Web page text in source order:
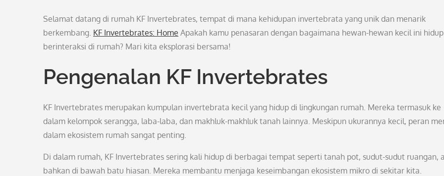
Selamat datang di rumah KF Invertebrates, tempat di mana kehidupan invertebrata yang unik dan menarik
berkembang. KF Invertebrates: Home Apakah kamu penasaran dengan bagaimana hewan-hewan kecil ini
berinteraksi di rumah? Mari kita eksplorasi bersama!
Pengenalan KF Invertebrates
KF Invertebrates merupakan kumpulan invertebrata kecil yang hidup di lingkungan rumah. Mereka termasuk ke
dalam kelompok serangga, laba-laba, dan makhluk-makhluk tanah lainnya. Meskipun ukurannya kecil, peran
dalam ekosistem rumah sangat penting.
Di dalam rumah, KF Invertebrates sering kali hidup di berbagai tempat seperti tanah pot, sudut-sudut ruangan,
bahkan di bawah batu hiasan. Mereka membantu menjaga keseimbangan ekosistem mikro di sekitar kita.